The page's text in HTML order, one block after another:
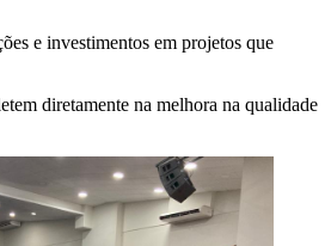
e investimentos em projetos que
diretamente na melhora na qualidade